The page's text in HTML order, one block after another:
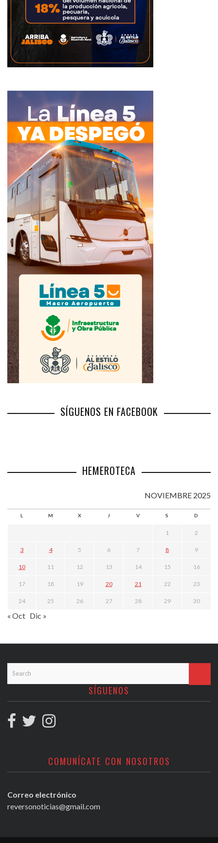
SÍGUENOS EN FACEBOOK
HEMEROTECA
NOVIEMBRE 2025
L M X J V S D
1 2
3 4 5 6 7 8 9
10 11 12 13 14 15 16
17 18 19 20 21 22 23
24 25 26 27 28 29 30
« Oct Dic »
SÍGUENOS
COMUNÍCATE CON NOSOTROS
Correo electrónico
reversonoticias@gmail.com